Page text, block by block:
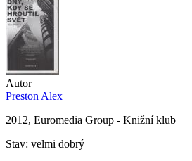
Autor
Preston Alex
2012, Euromedia Group - Knižní klub
Stav: velmi dobrý